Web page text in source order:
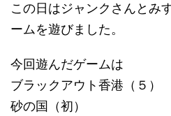
この日はジャンクさんとみ
ームを遊びました。
今回遊んだゲームは
ブラックアウト香港（５）
砂の国（初）